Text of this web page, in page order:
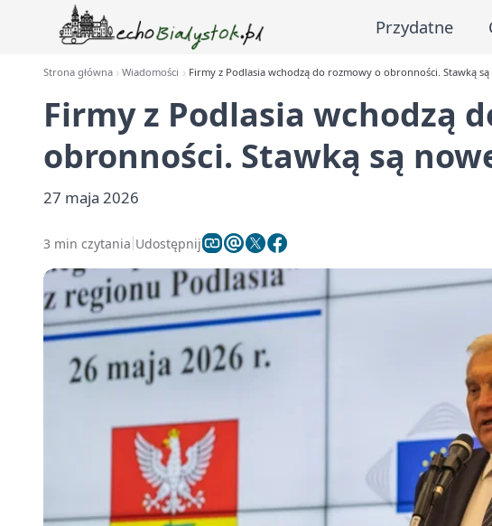
Przydatne
Strona główna Wiadomości Firmy z Podlasia wchodzą do rozmowy o obronności. Stawką
Firmy z Podlasia wchodzą
obronności. Stawką są
27 maja 2026
3 min czytania Udostępnij